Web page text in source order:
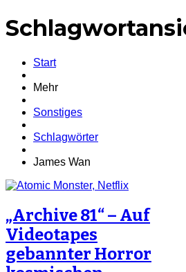
Start
Mehr
Sonstiges
Schlagwörter
James Wan
„Archive 81“ – Auf
Videotapes
gebannter Horror